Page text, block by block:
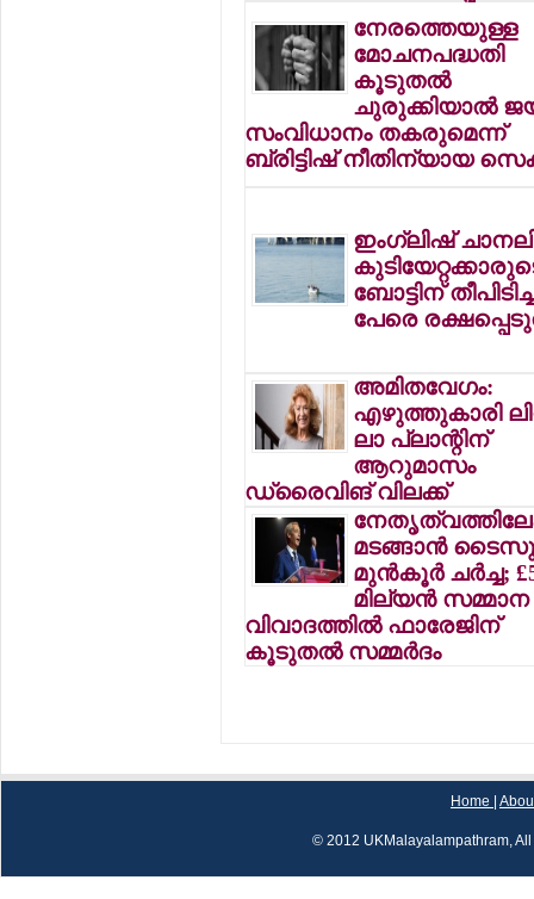
നേരത്തെയുള്ള
മോചനപദ്ധതി
കൂടുതല്‍
ചുരുക്കിയാല്‍
സംവിധാനം തകരുമെന്ന്
ബ്രിട്ടിഷ് നീതിന്യായ
ഇംഗ്ലിഷ്
ബോട്ടിന്
പേരെ
അമിതവേഗം:
എഴുത്തുകാരി
ലാ പ്ലാന്റിന്
ആറുമാസം
ഡ്രൈവിങ് വിലക്ക്
മടങ്ങാന്‍
മുന്‍കൂര്‍ ചര്‍ച്ച;
മില്യന്‍ സമ്മാന
വിവാദത്തില്‍ ഫാരേജിന്
കൂടുതല്‍ സമ്മര്‍ദം
Home
© 2012 UKMalayalampathram,